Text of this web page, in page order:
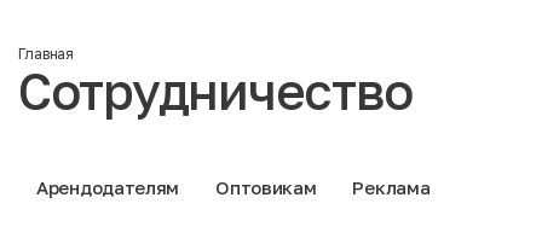
Главная
Сотрудничество
Арендодателям Оптовикам Реклама